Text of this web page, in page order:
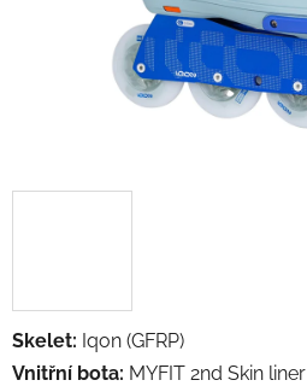
Skelet: Iqon (GFRP)
Vnitřní bota: MYFIT 2nd Skin liner